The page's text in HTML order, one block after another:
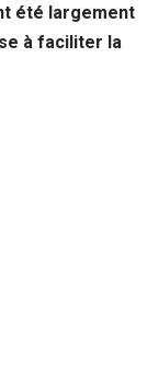
été largement
à faciliter la